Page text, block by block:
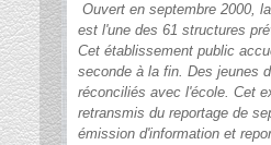
Ouvert en septembre 2000,
est l'une des 61 structures
Cet établissement public
seconde à la fin. Des jeunes
réconciliés avec l'école. Cet
retransmis du reportage de
émission d'information et